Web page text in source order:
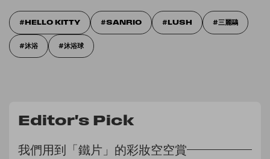
HELLO KITTY SANRIO LUSH 三麗鷗
沐浴 沐浴球
Editor's Pick
我們用到「鐵片」的彩妝空空賞